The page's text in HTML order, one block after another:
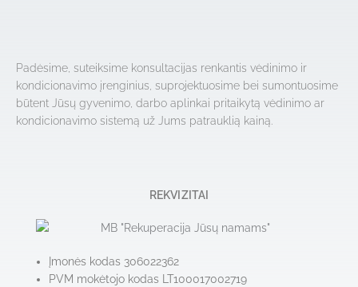
Padėsime, suteiksime konsultacijas renkantis vėdinimo ir
kondicionavimo įrenginius, suprojektuosime bei sumontuosime
būtent Jūsų gyvenimo, darbo aplinkai pritaikytą vėdinimo ar
kondicionavimo sistemą už Jums patrauklią kainą.
REKVIZITAI
Įmonės kodas 306022362
PVM mokėtojo kodas LT100017002719